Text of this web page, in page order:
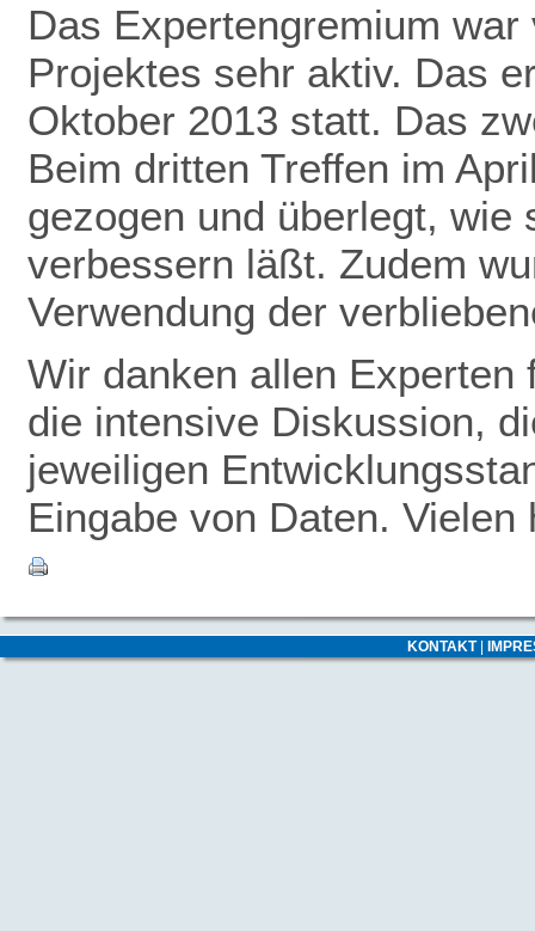
Das Expertengremium
Projektes sehr aktiv. Das
Oktober 2013 statt. Das
Beim dritten Treffen im
gezogen und überlegt, wie
verbessern läßt. Zudem
Verwendung der
Wir danken allen
die intensive Diskussion,
jeweiligen
Eingabe von Daten.
KONTAKT|